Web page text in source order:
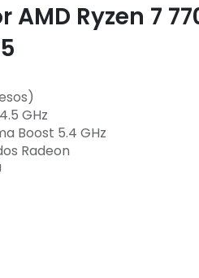
AMD Ryzen 7
GHz
Boost 5.4 GHz
Radeon